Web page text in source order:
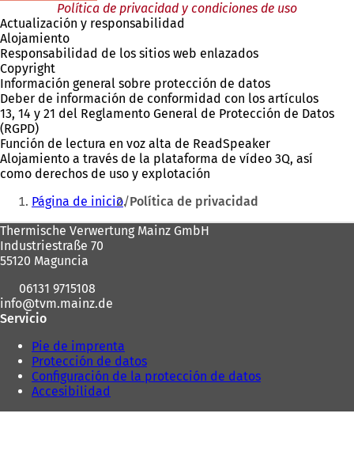
Política de privacidad y condiciones de uso
Actualización y responsabilidad
Alojamiento
Responsabilidad de los sitios web enlazados
Copyright
Información general sobre protección de datos
Deber de información de conformidad con los artículos
13, 14 y 21 del Reglamento General de Protección de Datos
(RGPD)
Función de lectura en voz alta de ReadSpeaker
Alojamiento a través de la plataforma de vídeo 3Q, así
como derechos de uso y explotación
Estás
aquí:
Página de inicio Política de privacidad
Zona
de
pies
Thermische Verwertung Mainz GmbH
Industriestraße 70
55120 Maguncia
06131 9715108
info
tvm.mainz de
Servicio
Pie de imprenta
Protección de datos
Configuración de la protección de datos
Accesibilidad